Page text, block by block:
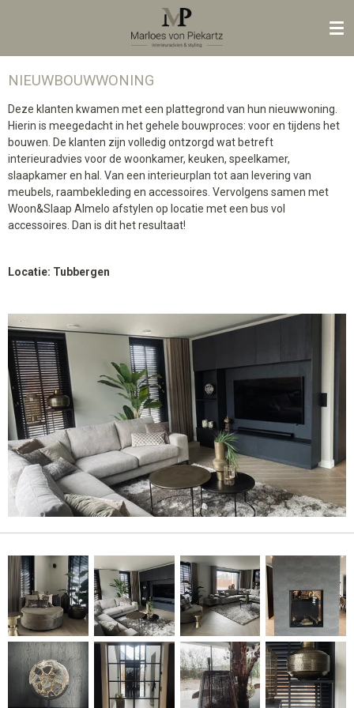
hoofdinhoud
NIEUWBOUWWONING
Deze klanten kwamen met een plattegrond van hun nieuwwoning.
Hierin is meegedacht in het gehele bouwproces: voor en tijdens het
bouwen. De klanten zijn volledig ontzorgd wat betreft
interieuradvies voor de woonkamer, keuken, speelkamer,
slaapkamer en hal. Van een interieurplan tot aan levering van
meubels, raambekleding en accessoires. Vervolgens samen met
Woon&Slaap Almelo afstylen op locatie met een bus vol
accessoires. Dan is dit het resultaat!
Locatie: Tubbergen